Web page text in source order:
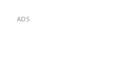
ADS